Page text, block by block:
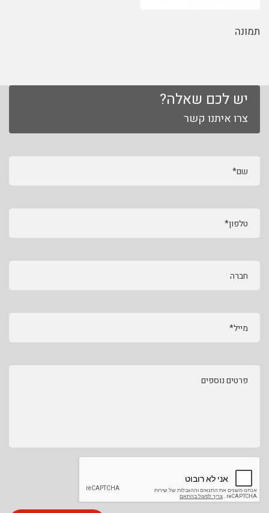
תמונה
יש לכם שאלה?
צרו איתנו קשר
שם*
טלפון*
חברה
מייל*
פרטים נוספים